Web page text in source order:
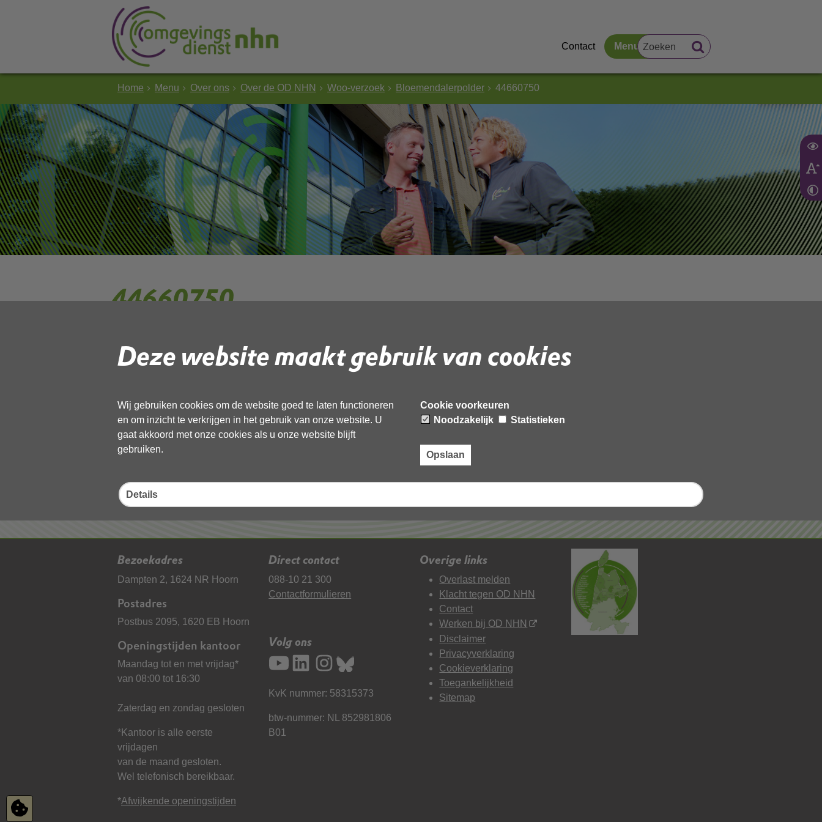
Deze website maakt gebruik van cookies
Wij gebruiken cookies om de website goed te laten functioneren
en om inzicht te verkrijgen in het gebruik van onze website. U
gaat akkoord met onze cookies als u onze website blijft
gebruiken.
Cookie voorkeuren
Noodzakelijk
Statistieken
Opslaan
Details
Contact Menu
Home Menu Over ons Over de OD NHN Woo-verzoek Bloemendalerpolder 44660750
44660750
Gebruik de onderstaande link om het document te downloaden.
Deel deze pagina
Bezoekadres
Dampten 2, 1624 NR Hoorn
Postadres
Postbus 2095, 1620 EB Hoorn
Openingstijden kantoor
Maandag tot en met vrijdag*
van 08:00 tot 16:30
Zaterdag en zondag gesloten
*Kantoor is alle eerste
vrijdagen
van de maand gesloten.
Wel telefonisch bereikbaar.
*Afwijkende openingstijden
Direct contact
088-10 21 300
Contactformulieren
Volg ons
KvK nummer: 58315373
btw-nummer: NL 852981806
B01
Overige links
Overlast melden
Klacht tegen OD NHN
Contact
Werken bij OD NHN
Disclaimer
Privacyverklaring
Cookieverklaring
Toegankelijkheid
Sitemap